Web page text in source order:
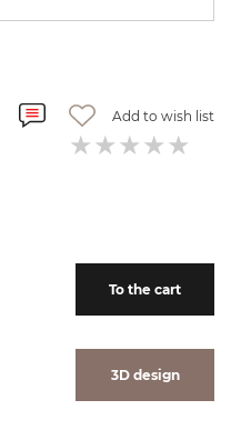
Add to wish list
To the cart
3D design